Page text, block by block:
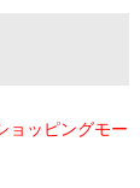
ョッピングモー